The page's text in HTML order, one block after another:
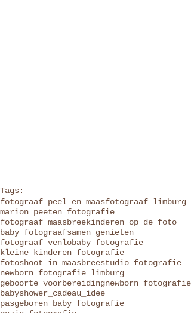
Tags:
fotograaf peel en maasfotograaf limburg
marion peeten fotografie
fotograaf maasbreekinderen op de foto
baby fotograafsamen genieten
fotograaf venlobaby fotografie
kleine kinderen fotografie
fotoshoot in maasbreestudio fotografie
newborn fotografie limburg
geboorte voorbereidingnewborn fotografie
babyshower_cadeau_idee
pasgeboren baby fotografie